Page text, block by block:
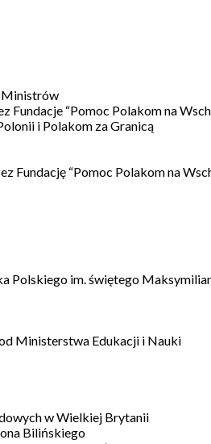
Ministrów
Fundacje “Pomoc Polakom na
i Polakom za Granicą
Fundację “Pomoc Polakom na
Polskiego im. świętego
Ministerstwa Edukacji i Nauki
w Wielkiej Brytanii
Bilińskiego